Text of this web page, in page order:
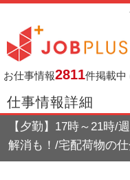
お仕事情報2811件掲載中
仕事情報詳細
【夕勤】17時～21時/
解消も！/宅配荷物の